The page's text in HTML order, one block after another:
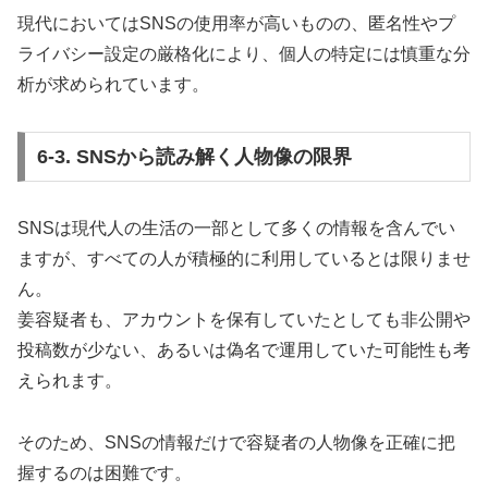
現代においてはSNSの使用率が高いものの、匿名性やプ
ライバシー設定の厳格化により、個人の特定には慎重な分
析が求められています。
6-3. SNSから読み解く人物像の限界
SNSは現代人の生活の一部として多くの情報を含んでい
ますが、すべての人が積極的に利用しているとは限りませ
ん。
姜容疑者も、アカウントを保有していたとしても非公開や
投稿数が少ない、あるいは偽名で運用していた可能性も考
えられます。
そのため、SNSの情報だけで容疑者の人物像を正確に把
握するのは困難です。